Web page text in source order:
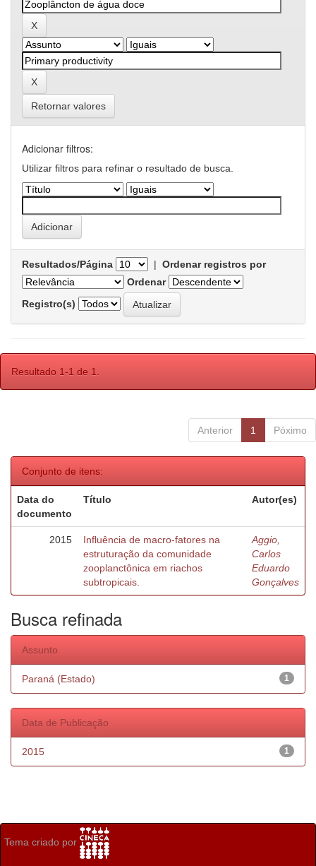
Retornar valores
Adicionar filtros:
Utilizar filtros para refinar o resultado de busca.
Resultados/Página | Ordenar registros por
Ordenar
Registro(s)
Resultado 1-1 de 1.
Anterior 1 Póximo
Conjunto de itens:
Data do
documento
Título Autor(es)
2015
Influência de macro-fatores na
estruturação da comunidade
zooplanctônica em riachos
subtropicais.
Aggio,
Carlos
Eduardo
Gonçalves
Busca refinada
Assunto
1
Paraná (Estado)
Data de Publicação
1
2015
Tema criado por